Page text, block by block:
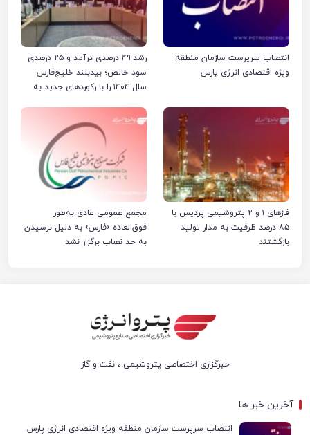
انتصاب سرپرست سازمان منطقه
ویژه اقتصادی انرژی پارس
رشد ۴۹ درصدی درآمد و ۲۵ درصدی
سود خالص؛ بیدبلند خلیج‌فارس
سال ۱۴۰۴ را با رکوردهای جدید به
فازهای ۱ و ۲ پتروشیمی پردیس با
۸۵ درصد ظرفیت به مدار تولید
بازگشتند
مجمع عمومی عادی به‌طور
فوق‌العاده «فارس» به دلیل نرسیدن
به حد نصاب برگزار نشد
خبرگزاری اختصاصی پتروشیمی ، نفت و گاز
آخرین خبر ها
انتصاب سرپرست سازمان منطقه ویژه اقتصادی انرژی پارس